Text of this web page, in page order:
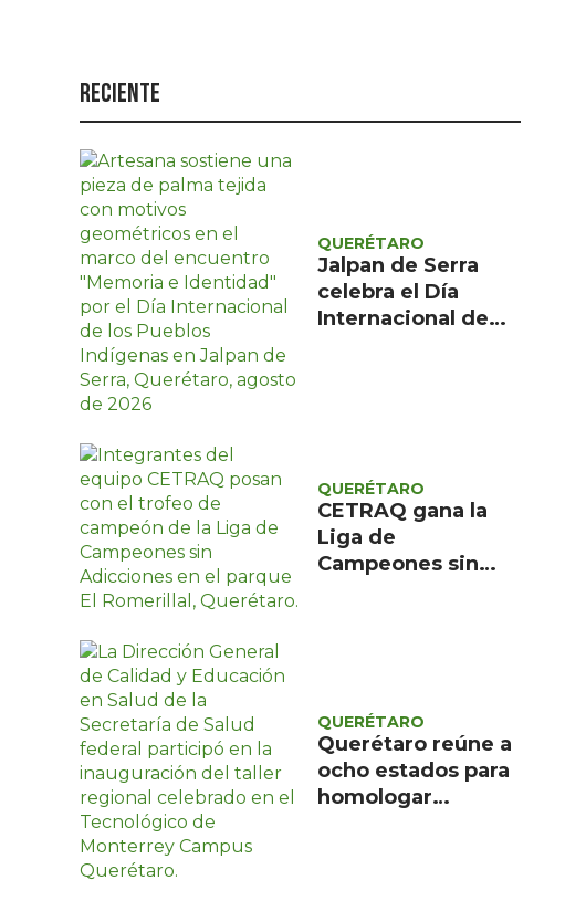
Política
Turismo
Estilo de vida
Opinión
Reciente
QUERÉTARO
Jalpan de Serra
celebra el Día
Internacional de
QUERÉTARO
CETRAQ gana la
Liga de
Campeones sin
QUERÉTARO
Querétaro reúne a
ocho estados para
homologar